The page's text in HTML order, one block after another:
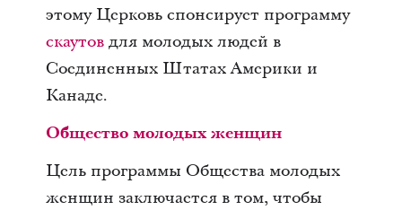
этому Церковь спонсирует программу
скаутов для молодых людей в
Соединенных Штатах Америки и
Канаде.
Общество молодых женщин
Цель программы Общества молодых
женщин заключается в том, чтобы